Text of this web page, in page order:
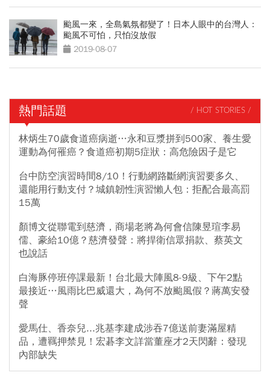
颱風一來，全島氣氛都變了！日本人眼中的台灣人：
颱風不可怕，只怕沒放假
2019-08-07
熱門話題 / HOT STORIES /
林炳生70歲食道癌病逝…永和豆漿拼到500家、養生愛
運動為何罹癌？食道癌初期5症狀：高危險因子是它
台中防空演習時間8/10！行動網路斷網演習要多久、
還能用行動支付？城鎮韌性演習懶人包：拒配合最高罰
15萬
顏博文從聯電到慈濟，商場老將為何會信陳昱瑄李易
儒、豪給10億？慈濟發聲：將捍衛信眾捐款、蔡英文
也說話
白海豚停班停課最新！台北最大陣風8-9級、下午2點
最接近…風雨比巴威還大，為何不放颱風假？蔣萬安發
聲
愛馬仕、香奈兒...兆基李建成涉吞7億送前妻滿屋精
品，遭羈押禁見！宏碁李文詳當董座才2天閃辭：發現
內部缺失